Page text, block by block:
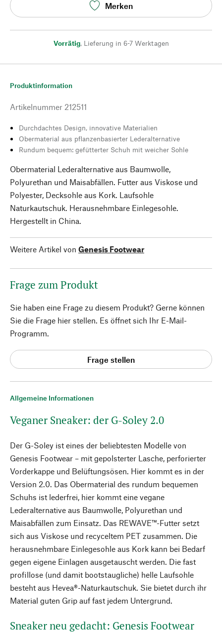
Merken
Vorrätig, Lieferung in 6-7 Werktagen
Allgemeine Informationen
Veganer Sneaker: der G-Soley 2.0
Der G-Soley ist eines der beliebtesten Modelle von
Genesis Footwear – mit gepolsterter Lasche, perforierter
Vorderkappe und Belüftungsösen. Hier kommt es in der
Version 2.0. Das Obermaterial des rundum bequemen
Schuhs ist lederfrei, hier kommt eine vegane
Lederalternative aus Baumwolle, Polyurethan und
Maisabfällen zum Einsatz. Das REWAVE™-Futter setzt
sich aus Viskose und recyceltem PET zusammen. Die
herausnehmbare Einlegesohle aus Kork kann bei Bedarf
gegen eigene Einlagen ausgetauscht werden. Die fast
profillose (und damit bootstaugliche) helle Laufsohle
besteht aus Hevea®-Naturkautschuk. Sie bietet durch ihr
Material guten Grip auf fast jedem Untergrund.
Sneaker neu gedacht: Genesis Footwear
Produktinformation
Artikelnummer 212511
Durchdachtes Design, innovative Materialien
Obermaterial aus pflanzenbasierter Lederalternative
Rundum bequem: gefütterter Schuh mit weicher Sohle
Obermaterial Lederalternative aus Baumwolle,
Polyurethan und Maisabfällen. Futter aus Viskose und
Polyester, Decksohle aus Kork. Laufsohle
Naturkautschuk. Herausnehmbare Einlegesohle.
Hergestellt in China.
Weitere Artikel von Genesis Footwear
Frage zum Produkt
Sie haben eine Frage zu diesem Produkt? Gerne können
Sie die Frage hier stellen. Es öffnet sich Ihr E-Mail-
Programm.
Frage stellen